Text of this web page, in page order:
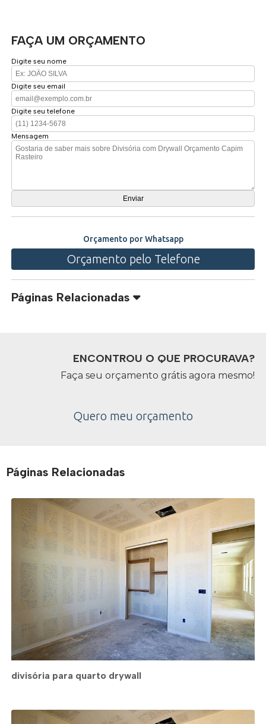
FAÇA UM ORÇAMENTO
Digite seu nome
Digite seu email
Digite seu telefone
Mensagem
Orçamento por Whatsapp
Orçamento pelo Telefone
Páginas Relacionadas
ENCONTROU O QUE PROCURAVA?
Faça seu orçamento grátis agora mesmo!
Quero meu orçamento
Páginas Relacionadas
divisória para quarto drywall